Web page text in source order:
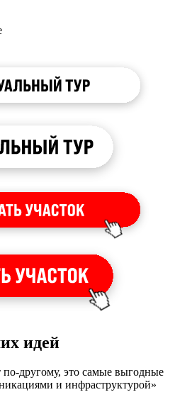
идей
другому, это самые выгодные
и инфраструктурой»